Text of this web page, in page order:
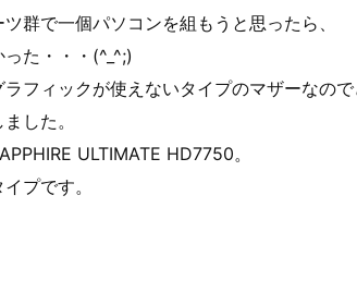
群で一個パソコンを組もうと思ったら、
た・・・(^_^;)
ラフィックが使えないタイプのマザーなの
した。
ULTIMATE HD7750。
プです。